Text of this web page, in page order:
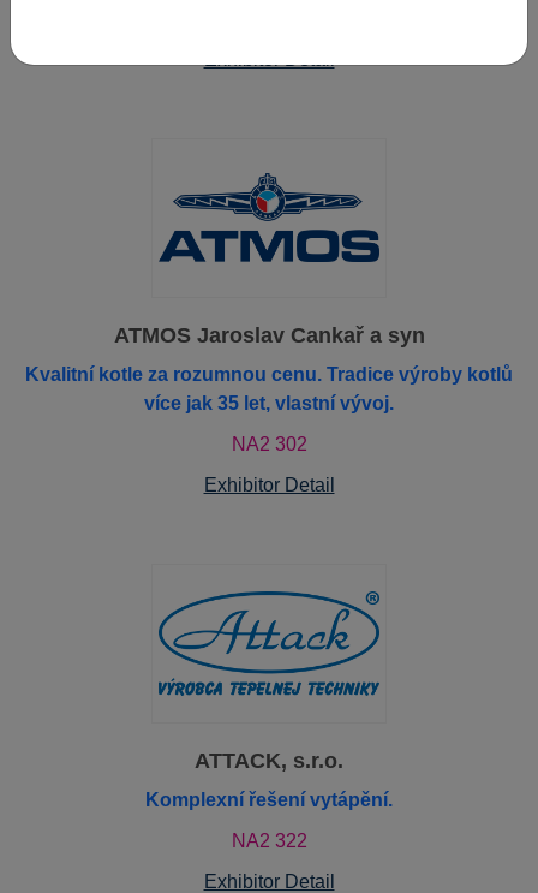
ATMOS Jaroslav Cankař a syn
Kvalitní kotle za rozumnou cenu. Tradice výroby kotlů
více jak 35 let, vlastní vývoj.
NA2 302
Exhibitor Detail
ATTACK, s.r.o.
Komplexní řešení vytápění.
NA2 322
Exhibitor Detail